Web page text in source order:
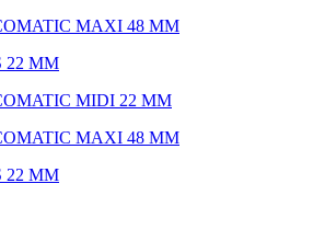
MAXI 48 ММ
22 ММ
MIDI 22 ММ
MAXI 48 ММ
22 ММ